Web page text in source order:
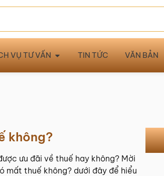
VỤ TƯ VẤN TIN TỨC VĂN BẢN
không?
ưu đãi về thuế hay không? Mời
thuế không? dưới đây để hiểu